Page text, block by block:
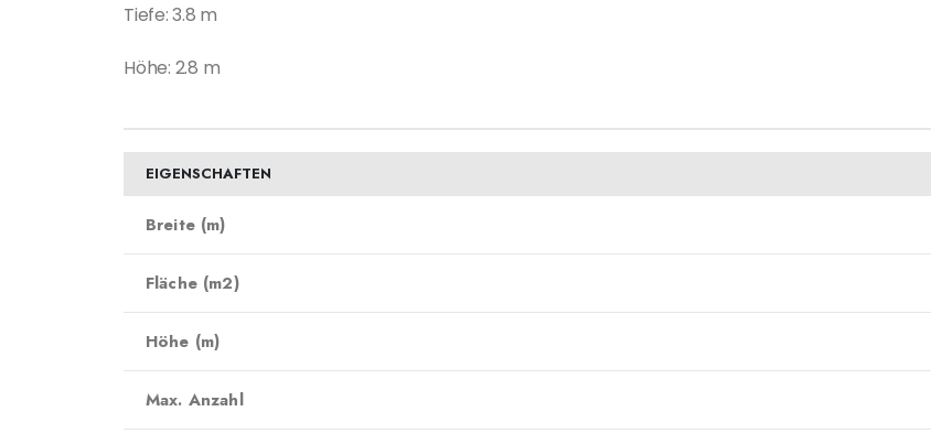
Tiefe: 3.8 m
Höhe: 2.8 m
EIGENSCHAFTEN
Breite (m)
Fläche (m2)
Höhe (m)
Max. Anzahl